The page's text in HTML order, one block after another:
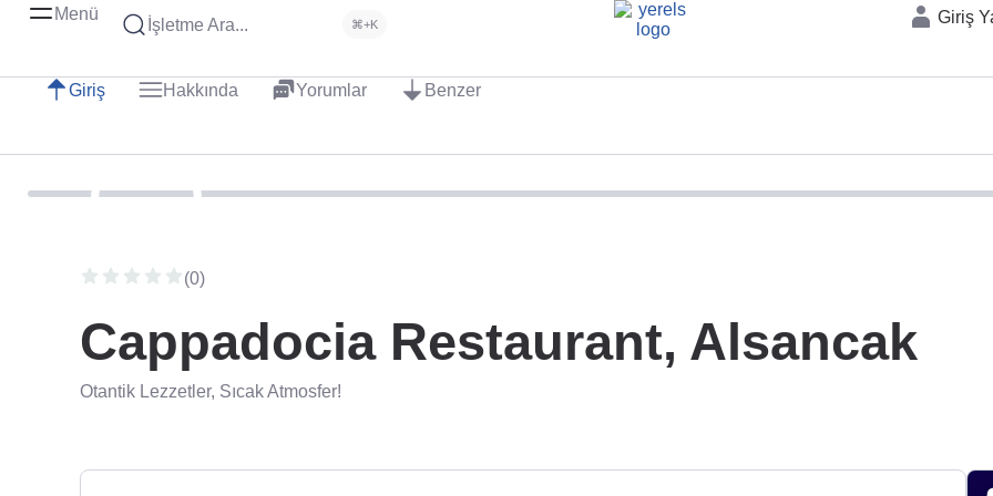
Menü
İşletme Ara... ⌘+K Giriş
Giriş Hakkında Yorumlar Benzer
(0)
Cappadocia Restaurant, Alsancak
Otantik Lezzetler, Sıcak Atmosfer!